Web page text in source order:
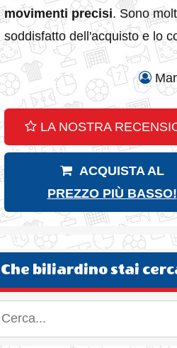
movimenti precisi. Sono
soddisfatto dell'acquisto e lo
LA NOSTRA
ACQUISTA AL
PREZZO PIÙ BASSO!
Che biliardino stai